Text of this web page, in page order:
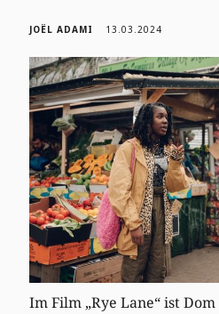
JOËL ADAMI 13.03.2024
Im Film „Rye Lane“ ist